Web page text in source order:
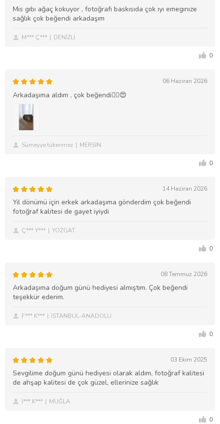
Mis gıbı ağaç kokuyor , fotoğrafı baskısıda çok ıyı emegınıze
sağlık çok beğendi arkadaşım
M*** Ç*** DENİZLİ
0
06 Haziran 2026
Arkadaşıma aldım , çok beğendi❤️‍🔥😍
Sümeyye tükenmez MERSİN
0
14 Haziran 2026
Yıl dönümü için erkek arkadaşıma gönderdim çok beğendi
fotoğraf kalitesi de gayet iyiydi
Ç*** Y*** YOZGAT
0
08 Temmuz 2026
Arkadaşıma doğum günü hediyesi almıştım. Çok beğendi
teşekkür ederim.
F*** K*** İSTANBUL-ANADOLU
0
03 Ekim 2025
Sevgilime doğum günü hediyesi olarak aldım, fotoğraf kalitesi
de ahşap kalitesi de çok güzel, ellerinize sağlık
I*** K*** MUĞLA
0